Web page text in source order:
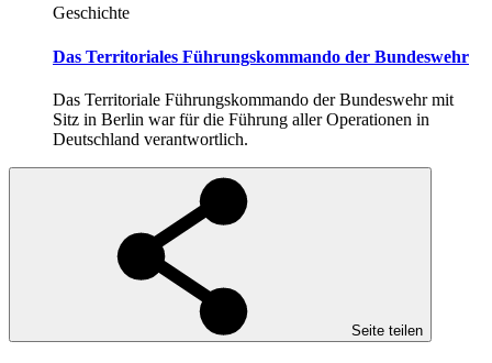
Geschichte
Das Territoriales Führungskommando der Bundeswehr
Das Territoriale Führungskommando der Bundeswehr mit
Sitz in Berlin war für die Führung aller Operationen in
Deutschland verantwortlich.
Seite teilen